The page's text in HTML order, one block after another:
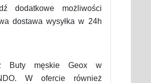
dodatkowe możliwości
dostawa wysyłka w 24h
Buty męskie Geox w
W ofercie również